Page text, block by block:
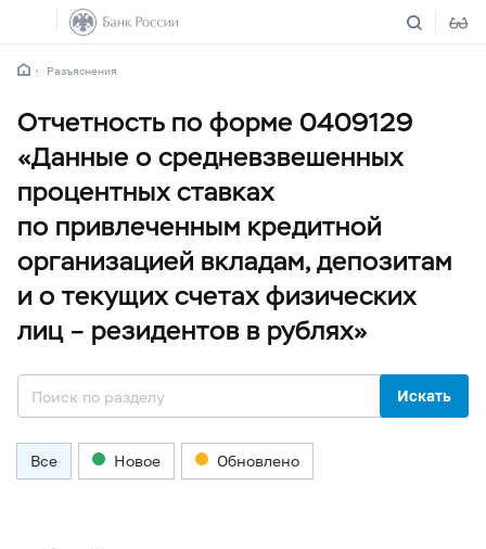
Разъяснения
Отчетность по форме 0409129
«Данные о средневзвешенных
процентных ставках
по привлеченным кредитной
организацией вкладам, депозитам
и о текущих счетах физических
лиц – резидентов в рублях»
Искать
Все Новое Обновлено